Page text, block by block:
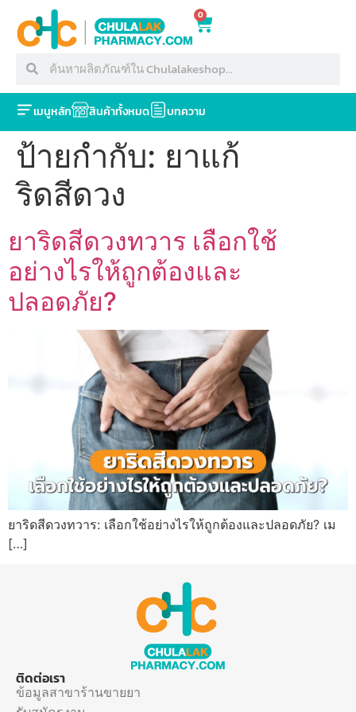
0
เมนูหลัก สินค้าทั้งหมด บทความ
ป้ายกำกับ: ยาแก้
ริดสีดวง
ยาริดสีดวงทวาร เลือกใช้
อย่างไรให้ถูกต้องและ
ปลอดภัย?
ยาริดสีดวงทวาร: เลือกใช้อย่างไรให้ถูกต้องและปลอดภัย? เม
[…]
ติดต่อเรา
ข้อมูลสาขาร้านขายยา